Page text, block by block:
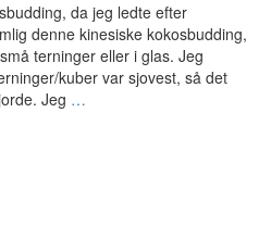
da jeg ledte efter
denne kinesiske kokosbudding,
terninger eller i glas. Jeg
kuber var sjovest, så det
Jeg …